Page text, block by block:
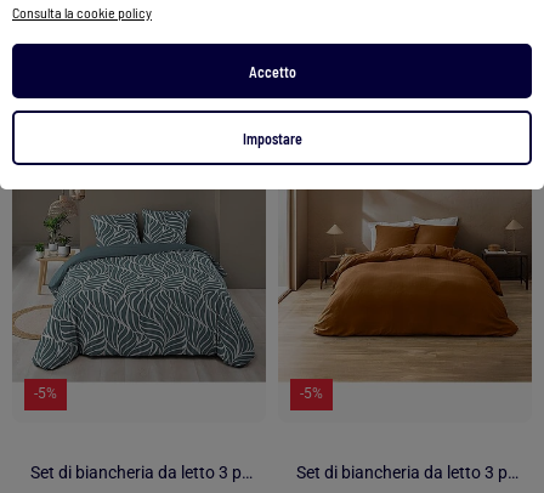
Consulta la cookie policy
Accetto
Impostare
2 colori 2 colori
-5%
Set di biancheria da letto 3 pezzi in cotone con disegno a foglie + federe
-5%
Set di biancheria da letto 3 pezzi in cotone liscio a rilievo + federe